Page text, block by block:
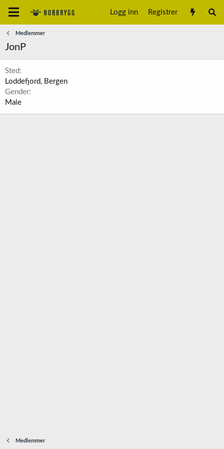
Logg inn Registrer
Medlemmer
JonP
Sted
Loddefjord, Bergen
Gender
Male
Medlemmer